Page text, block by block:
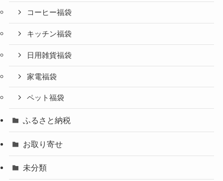
コーヒー福袋
キッチン福袋
日用雑貨福袋
家電福袋
ペット福袋
ふるさと納税
お取り寄せ
未分類